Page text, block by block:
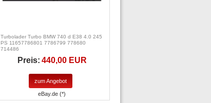
Turbolader Turbo BMW 740 d E38 4.0 245
PS 11657786801 7786799 778680
714486
Preis: 440,00 EUR
zum Angebot
eBay.de (*)